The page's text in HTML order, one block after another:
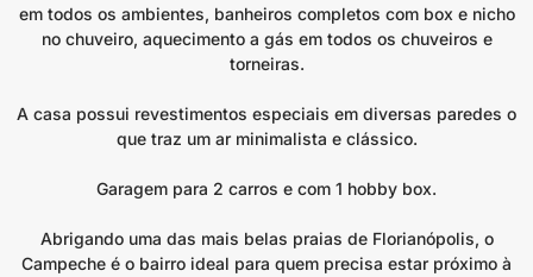
em todos os ambientes, banheiros completos com box e nicho
no chuveiro, aquecimento a gás em todos os chuveiros e
torneiras.
A casa possui revestimentos especiais em diversas paredes o
que traz um ar minimalista e clássico.
Garagem para 2 carros e com 1 hobby box.
Abrigando uma das mais belas praias de Florianópolis, o
Campeche é o bairro ideal para quem precisa estar próximo à